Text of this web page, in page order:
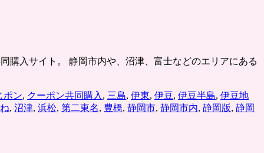
購入サイト。 静岡市内や、沼津、富士などのエリアにある
ポン, クーポン共同購入 , 三島, 伊東, 伊豆, 伊豆半島, 伊豆地
, 沼津, 浜松, 第二東名, 豊橋, 静岡市, 静岡市内, 静岡版, 静岡